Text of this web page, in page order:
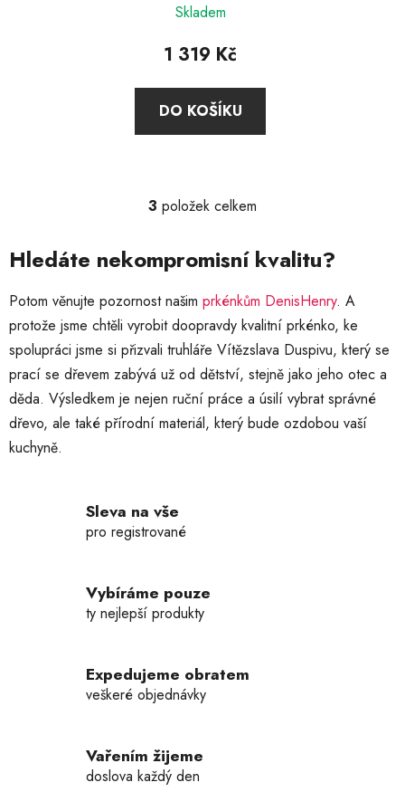
hodnocení
produktu
5,0
z
Skladem
1 319 Kč
DO KOŠÍKU
O
l
á
d
a
c
í
p
r
v
k
3 položek celkem
Hledáte nekompromisní kvalitu?
Potom věnujte pozornost našim prkénkům DenisHenry. A
protože jsme chtěli vyrobit doopravdy kvalitní prkénko, ke
spolupráci jsme si přizvali truhláře Vítězslava Duspivu, který se
prací se dřevem zabývá už od dětství, stejně jako jeho otec a
děda. Výsledkem je nejen ruční práce a úsilí vybrat správné
dřevo, ale také přírodní materiál, který bude ozdobou vaší
kuchyně.
Sleva na vše
pro registrované
Vybíráme pouze
ty nejlepší produkty
Expedujeme obratem
veškeré objednávky
Vařením žijeme
doslova každý den